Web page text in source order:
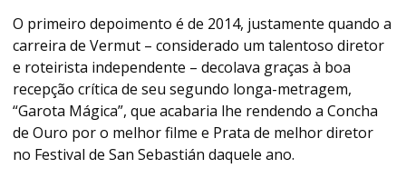
O primeiro depoimento é de 2014, justamente quando a
carreira de Vermut – considerado um talentoso diretor
e roteirista independente – decolava graças à boa
recepção crítica de seu segundo longa-metragem,
“Garota Mágica”, que acabaria lhe rendendo a Concha
de Ouro por o melhor filme e Prata de melhor diretor
no Festival de San Sebastián daquele ano.